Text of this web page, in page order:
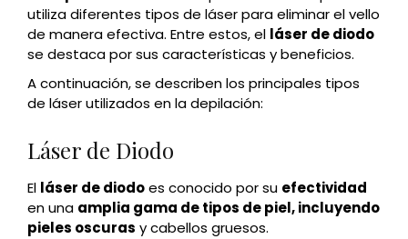
utiliza diferentes tipos de láser para eliminar el vello
de manera efectiva. Entre estos, el láser de diodo
se destaca por sus características y beneficios.
A continuación, se describen los principales tipos
de láser utilizados en la depilación:
Láser de Diodo
El láser de diodoes conocido por su efectividad
en una amplia gama de tipos de piel, incluyendo
pieles oscuras y cabellos gruesos.